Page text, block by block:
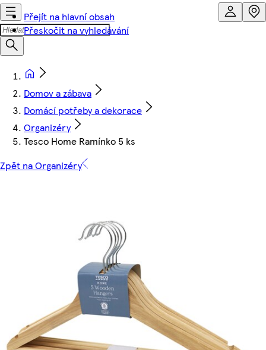
Přejít na hlavní obsah
Přeskočit na vyhledávání
Domov a zábava
Domácí potřeby a dekorace
Organizéry
Tesco Home Ramínko 5 ks
Zpět na Organizéry